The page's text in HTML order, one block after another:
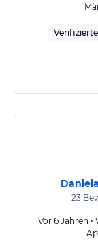
Daniela
23
Vor 6 Jahren •